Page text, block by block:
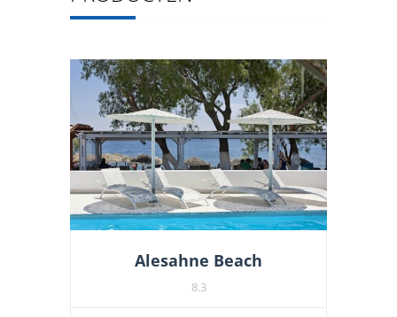
Alesahne Beach
8.3